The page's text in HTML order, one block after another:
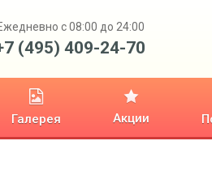
с 08:00 до 24:00
(495) 409-24-70
Галерея Акции